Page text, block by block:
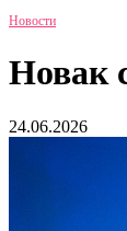
Новости
Новак
24.06.2026